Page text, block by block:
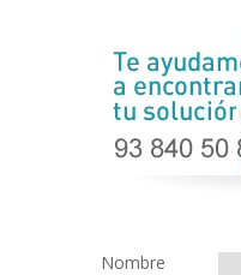
Nombre